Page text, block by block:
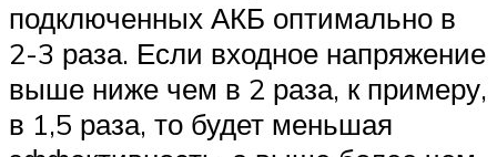
подключенных АКБ оптимально в
2-3 раза. Если входное напряжение
выше ниже чем в 2 раза, к примеру,
в 1,5 раза, то будет меньшая